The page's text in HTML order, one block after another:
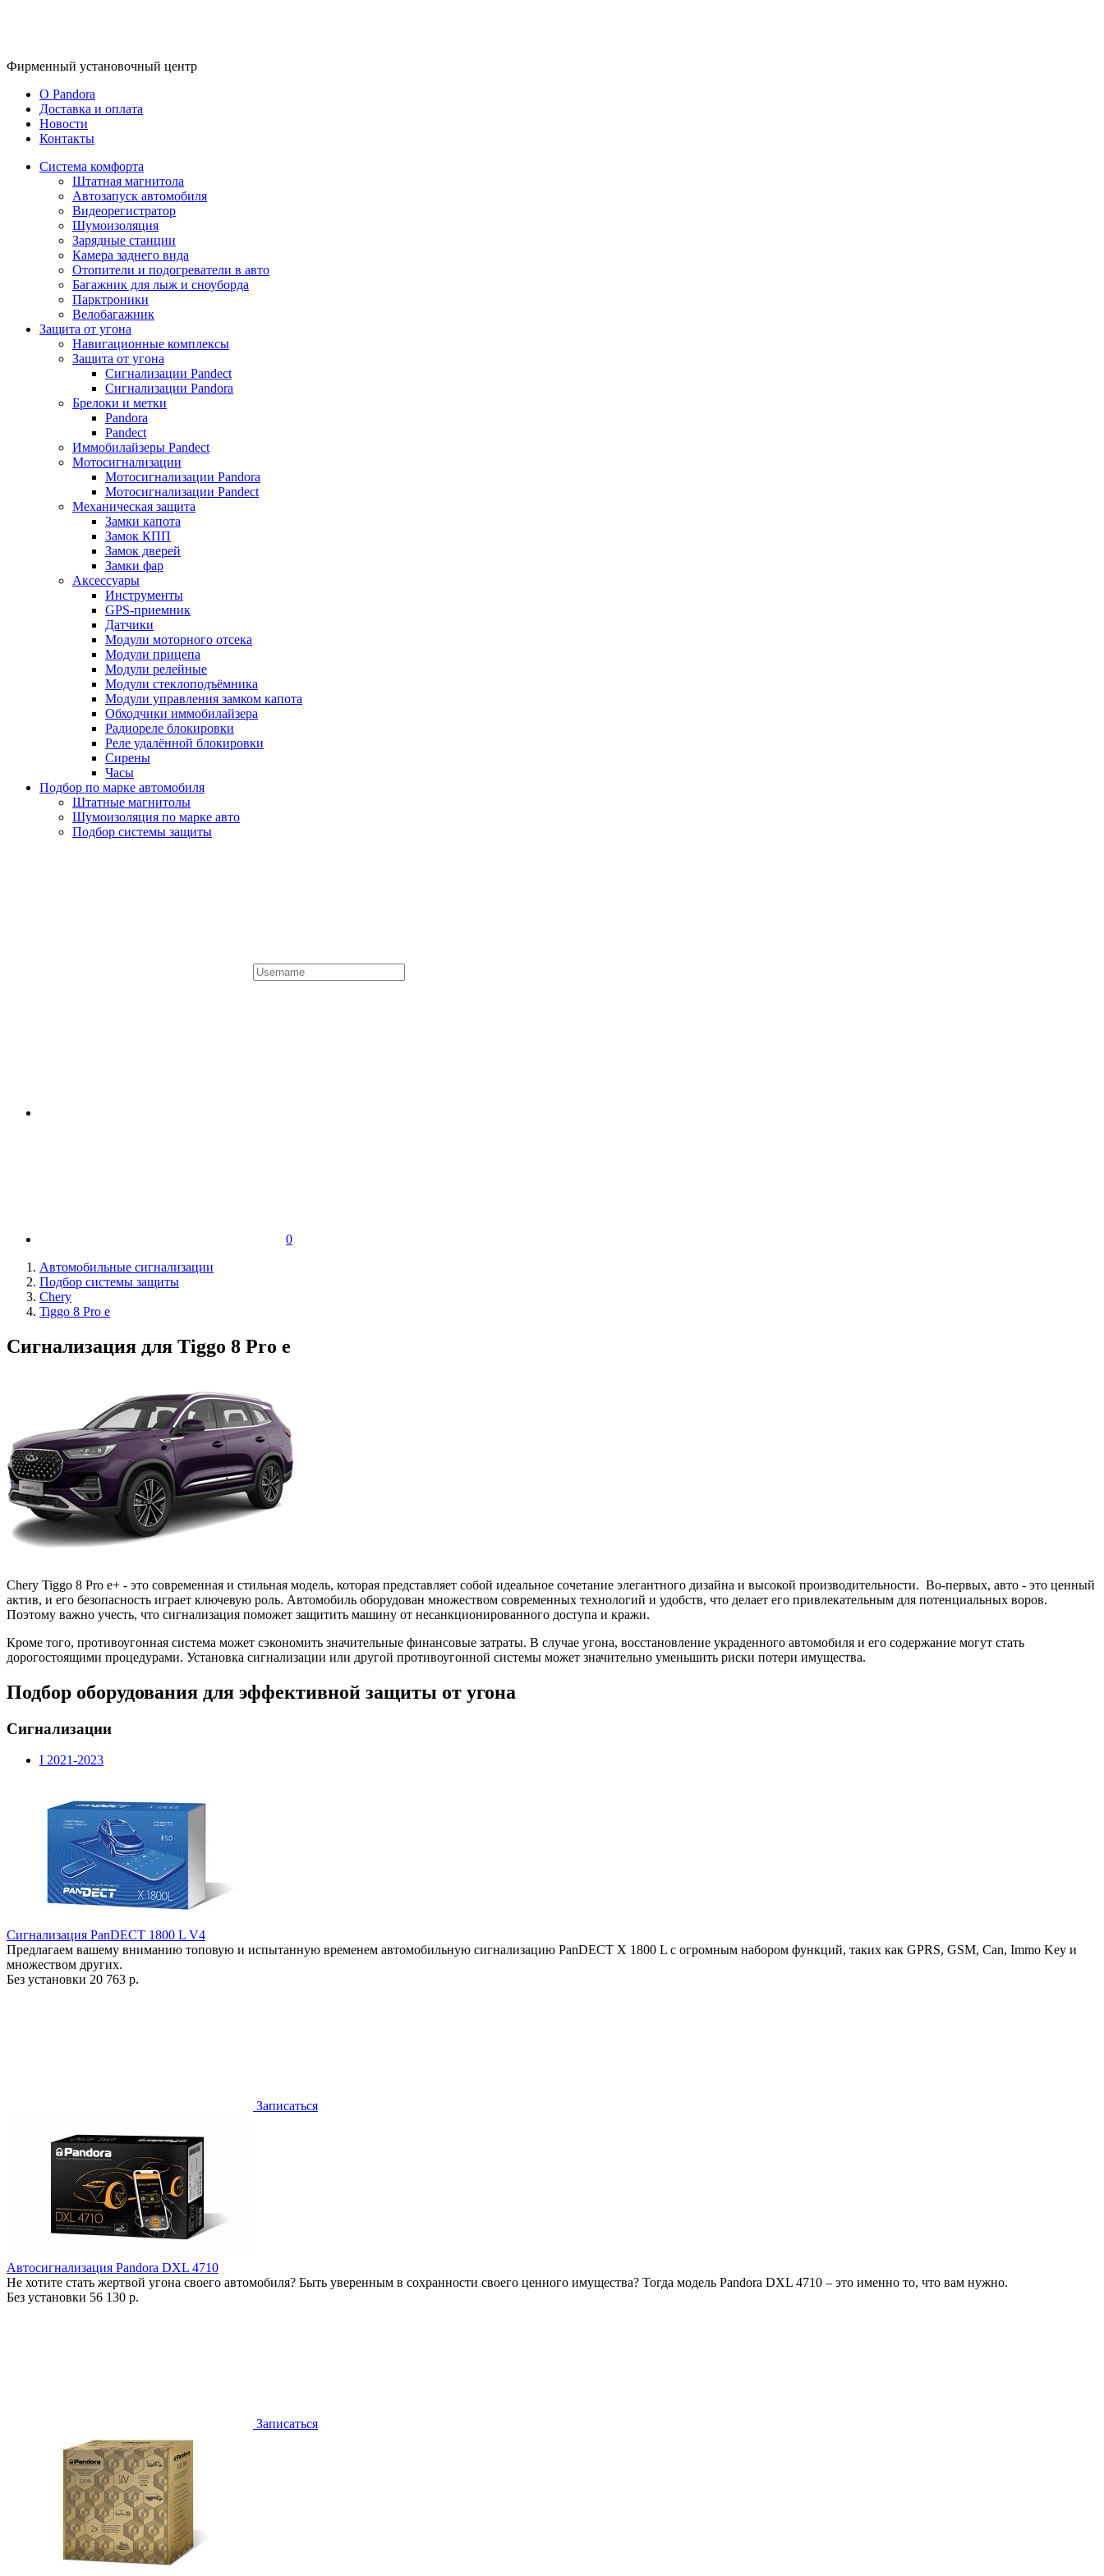
Фирменный установочный центр
O Pandora
Доставка и оплата
Новости
Контакты
Система комфорта
Штатная магнитола
Автозапуск автомобиля
Видеорегистратор
Шумоизоляция
Зарядные станции
Камера заднего вида
Отопители и подогреватели в авто
Багажник для лыж и сноуборда
Парктроники
Велобагажник
Защита от угона
Навигационные комплексы
Защита от угона
Сигнализации Pandect
Сигнализации Pandora
Брелоки и метки
Pandora
Pandect
Иммобилайзеры Pandect
Мотосигнализации
Мотосигнализации Pandora
Мотосигнализации Pandect
Механическая защита
Замки капота
Замок КПП
Замок дверей
Замки фар
Аксессуары
Инструменты
GPS-приемник
Датчики
Модули моторного отсека
Модули прицепа
Модули релейные
Модули стеклоподъёмника
Модули управления замком капота
Обходчики иммобилайзера
Радиореле блокировки
Реле удалённой блокировки
Сирены
Часы
Подбор по марке автомобиля
Штатные магнитолы
Шумоизоляция по марке авто
Подбор системы защиты
0
Автомобильные сигнализации
Подбор системы защиты
Chery
Tiggo 8 Pro e
Сигнализация для Tiggo 8 Pro e
Chery Tiggo 8 Pro e+ - это современная и стильная модель, которая представляет собой идеальное сочетание элегантного дизайна и высокой производительности. Во-первых, авто - это ценный
актив, и его безопасность играет ключевую роль. Автомобиль оборудован множеством современных технологий и удобств, что делает его привлекательным для потенциальных воров.
Поэтому важно учесть, что сигнализация поможет защитить машину от несанкционированного доступа и кражи.
Кроме того, противоугонная система может сэкономить значительные финансовые затраты. В случае угона, восстановление украденного автомобиля и его содержание могут стать
дорогостоящими процедурами. Установка сигнализации или другой противоугонной системы может значительно уменьшить риски потери имущества.
Подбор оборудования для эффективной защиты от угона
Сигнализации
I 2021-2023
Сигнализация PanDECT 1800 L V4
Предлагаем вашему вниманию топовую и испытанную временем автомобильную сигнализацию PanDECT X 1800 L с огромным набором функций, таких как GPRS, GSM, Can, Immo Key и
множеством других.
Без установки 20 763 р.
Записаться
Автосигнализация Pandora DXL 4710
Не хотите стать жертвой угона своего автомобиля? Быть уверенным в сохранности своего ценного имущества? Тогда модель Pandora DXL 4710 – это именно то, что вам нужно.
Без установки 56 130 р.
Записаться